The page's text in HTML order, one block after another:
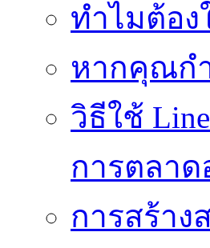
ทำไมต้อง
หากคุณก
วิธีใช้
การตลา
การสร้าง